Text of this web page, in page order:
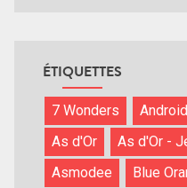
ÉTIQUETTES
7 Wonders Android
As d'Or
As d'Or -
Asmodee
Blue